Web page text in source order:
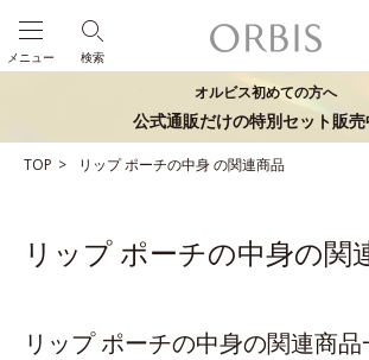
検索
メニュー
オルビス初めての方へ
公式通販だけの特別セット販売
TOP リップポーチの中身の関連商品
リップ ポーチの中身の関
リップ ポーチの中身の関連商